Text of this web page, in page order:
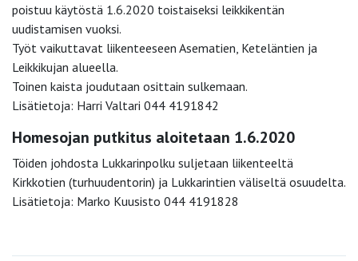
poistuu käytöstä 1.6.2020 toistaiseksi leikkikentän
uudistamisen vuoksi.
Työt vaikuttavat liikenteeseen Asematien, Keteläntien ja
Leikkikujan alueella.
Toinen kaista joudutaan osittain sulkemaan.
Lisätietoja: Harri Valtari 044 4191842
Homesojan putkitus aloitetaan 1.6.2020
Töiden johdosta Lukkarinpolku suljetaan liikenteeltä
Kirkkotien (turhuudentorin) ja Lukkarintien väliseltä osuudelta.
Lisätietoja: Marko Kuusisto 044 4191828